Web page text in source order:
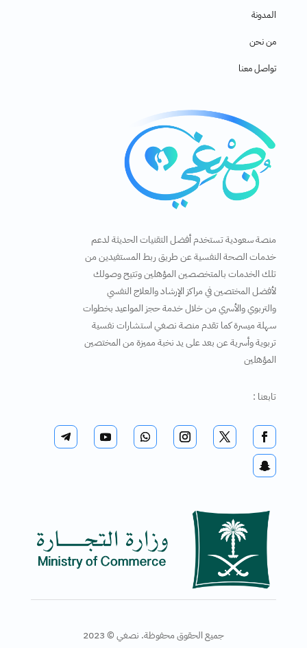
المدونة
من نحن
تواصل معنا
منصة سعودية تستخدم أفضل التقنيات الحديثة لدعم
خدمات الصحة النفسية عن طريق ربط المستفيدين من
تلك الخدمات بالمتخصصين المؤهلين وتتيح وصولك
لأفضل المختصين في مراكز الإرشاد والعلاج النفسي
والتربوي والأسري من خلال خدمة حجز المواعيد بخطوات
سهلة ميسرة كما تقدم منصة نصغي استشارات نفسية
تربوية وأسرية عن بعد على يد نخبة مميزة من المختصين
المؤهلين
تابعنا :
جميع الحقوق محفوظة. نصغي © 2023